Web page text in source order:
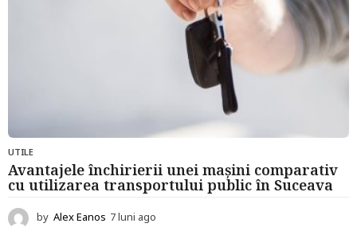
UTILE
Avantajele închirierii unei mașini comparativ
cu utilizarea transportului public în Suceava
by Alex Eanos 7 luni ago